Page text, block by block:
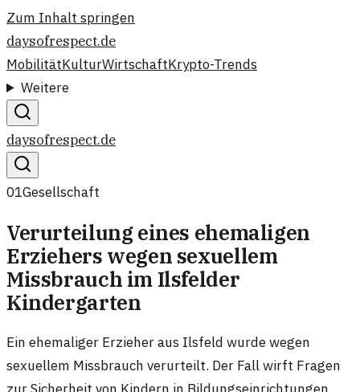
Zum Inhalt springen
daysofrespect.de
MobilitätKulturWirtschaftKrypto-Trends
Weitere
daysofrespect.de
01Gesellschaft
Verurteilung eines ehemaligen
Erziehers wegen sexuellem
Missbrauch im Ilsfelder
Kindergarten
Ein ehemaliger Erzieher aus Ilsfeld wurde wegen
sexuellem Missbrauch verurteilt. Der Fall wirft Fragen